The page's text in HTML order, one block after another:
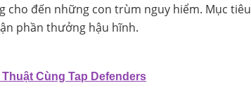
đến những con trùm nguy hiểm. Mục tiêu
phần thưởng hậu hĩnh.
Cùng Tap Defenders